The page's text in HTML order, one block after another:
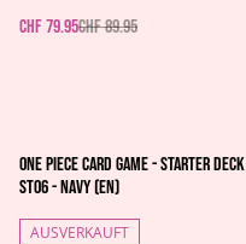
CHF 79.95CHF 89.95
One Piece Card Game - Starter
ST06 - Navy (EN)
AUSVERKAUFT